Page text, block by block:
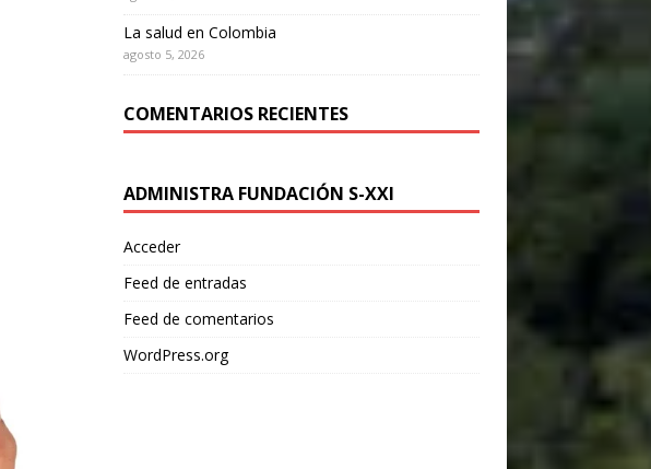
La salud en Colombia
agosto 5, 2026
COMENTARIOS RECIENTES
ADMINISTRA FUNDACIÓN S-XXI
Acceder
Feed de entradas
Feed de comentarios
WordPress.org